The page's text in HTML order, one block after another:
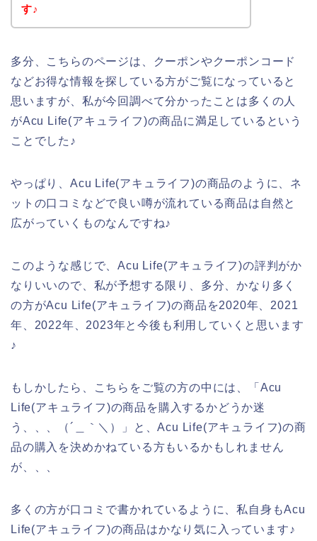
す♪
多分、こちらのページは、クーポンやクーポンコード
などお得な情報を探している方がご覧になっていると
思いますが、私が今回調べて分かったことは多くの人
がAcu Life(アキュライフ)の商品に満足しているという
ことでした♪
やっぱり、Acu Life(アキュライフ)の商品のように、ネ
ットの口コミなどで良い噂が流れている商品は自然と
広がっていくものなんですね♪
このような感じで、Acu Life(アキュライフ)の評判がか
なりいいので、私が予想する限り、多分、かなり多く
の方がAcu Life(アキュライフ)の商品を2020年、2021
年、2022年、2023年と今後も利用していくと思います
♪
もしかしたら、こちらをご覧の方の中には、「Acu
Life(アキュライフ)の商品を購入するかどうか迷
う、、、（´＿｀＼）」と、Acu Life(アキュライフ)の商
品の購入を決めかねている方もいるかもしれません
が、、、
多くの方が口コミで書かれているように、私自身もAcu
Life(アキュライフ)の商品はかなり気に入っています♪